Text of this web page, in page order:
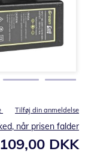
Tilføj din anmeldelse
109,00 DKK
når prisen falder